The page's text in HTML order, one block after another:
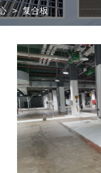
> 复合板